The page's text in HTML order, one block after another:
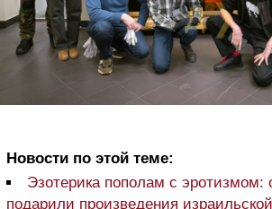
Новости по этой теме:
Эзотерика пополам с эротизмом:
подарили произведения